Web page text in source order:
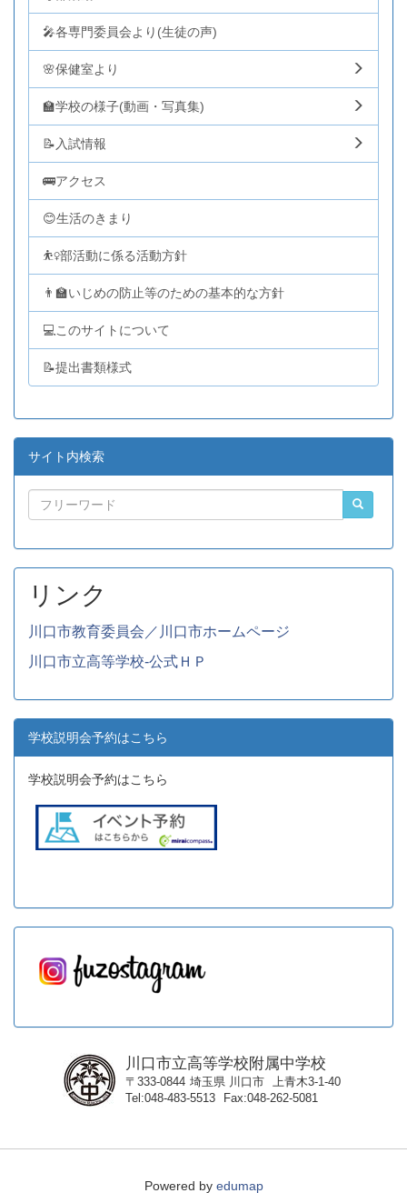
🎤各専門委員会より(生徒の声)
🌸保健室より
🏫学校の様子(動画・写真集)
📝入試情報
🚌アクセス
😊生活のきまり
⛹️‍♀️部活動に係る活動方針
👨‍🏫いじめの防止等のための基本的な方針
💻このサイトについて
📝提出書類様式
サイト内検索
リンク
川口市教育委員会／川口市ホームページ
川口市立高等学校-公式ＨＰ
学校説明会予約はこちら
学校説明会予約はこちら
川口市立高等学校附属中学校
〒333-0844 埼玉県 川口市
上青木3-1-40
Tel 048-483-5513 Fax 048-262-5081
Powered by edumap